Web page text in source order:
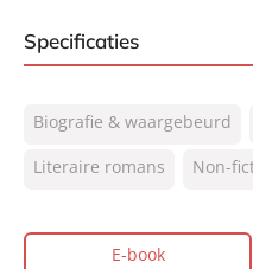
Specificaties
NUR:
320
Type:
E-
Vertaler:
Inge
Biografie & waargebeurd
Literaire romans
Non-
E-book